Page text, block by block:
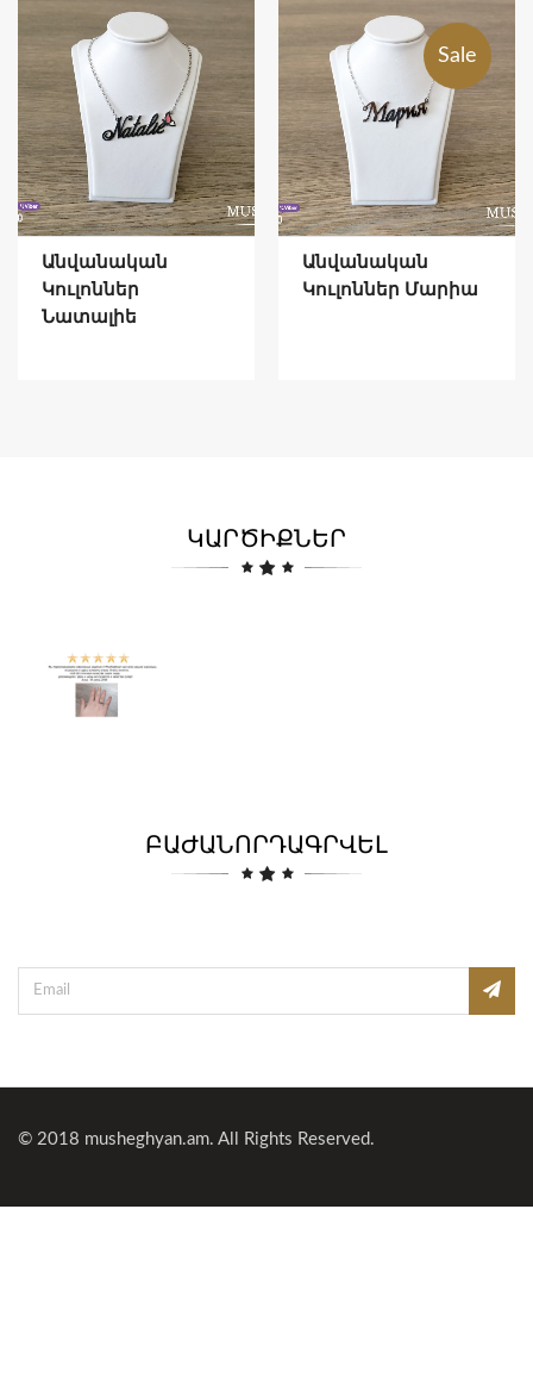
Անվանական
Կուլոններ
Նատալիե
Sale
Անվանական
Կուլոններ Մարիա
ԿԱՐԾԻՔՆԵՐ
ԲԱԺԱՆՈՐԴԱԳՐՎԵԼ
© 2018 musheghyan.am. All Rights Reserved.